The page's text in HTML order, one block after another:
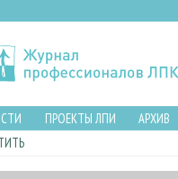
ПРОЕКТЫ ЛПИ АРХИВ